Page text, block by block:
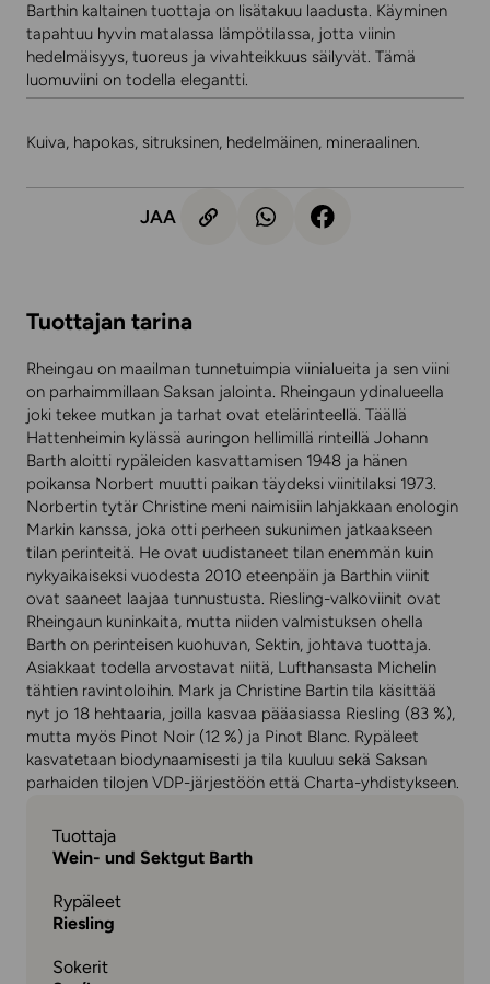
Barthin kaltainen tuottaja on lisätakuu laadusta. Käyminen
tapahtuu hyvin matalassa lämpötilassa, jotta viinin
hedelmäisyys, tuoreus ja vivahteikkuus säilyvät. Tämä
luomuviini on todella elegantti.
Kuiva, hapokas, sitruksinen, hedelmäinen, mineraalinen.
JAA
Tuottajan tarina
Rheingau on maailman tunnetuimpia viinialueita ja sen viini
on parhaimmillaan Saksan jalointa. Rheingaun ydinalueella
joki tekee mutkan ja tarhat ovat etelärinteellä. Täällä
Hattenheimin kylässä auringon hellimillä rinteillä Johann
Barth aloitti rypäleiden kasvattamisen 1948 ja hänen
poikansa Norbert muutti paikan täydeksi viinitilaksi 1973.
Norbertin tytär Christine meni naimisiin lahjakkaan enologin
Markin kanssa, joka otti perheen sukunimen jatkaakseen
tilan perinteitä. He ovat uudistaneet tilan enemmän kuin
nykyaikaiseksi vuodesta 2010 eteenpäin ja Barthin viinit
ovat saaneet laajaa tunnustusta. Riesling-valkoviinit ovat
Rheingaun kuninkaita, mutta niiden valmistuksen ohella
Barth on perinteisen kuohuvan, Sektin, johtava tuottaja.
Asiakkaat todella arvostavat niitä, Lufthansasta Michelin
tähtien ravintoloihin. Mark ja Christine Bartin tila käsittää
nyt jo 18 hehtaaria, joilla kasvaa pääasiassa Riesling (83 %),
mutta myös Pinot Noir (12 %) ja Pinot Blanc. Rypäleet
kasvatetaan biodynaamisesti ja tila kuuluu sekä Saksan
parhaiden tilojen VDP-järjestöön että Charta-yhdistykseen.
Tuottaja
Wein- und Sektgut Barth
Rypäleet
Riesling
Sokerit